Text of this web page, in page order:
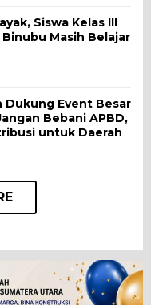
Siswa Kelas III
Binubu Masih Belajar
Dukung Event Besar
Bebani APBD,
untuk Daerah